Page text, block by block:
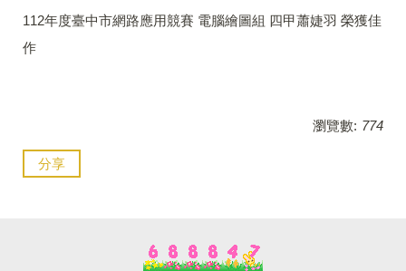
112年度臺中市網路應用競賽 電腦繪圖組 四甲蕭婕羽 榮獲佳
作
瀏覽數: 774
分享